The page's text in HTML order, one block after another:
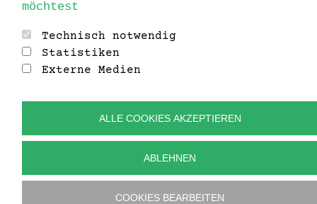
Impressum
Datenschutz
Suchen
möchtest
Technisch notwendig
Statistiken
Externe Medien
ALLE COOKIES AKZEPTIEREN
ABLEHNEN
COOKIES BEARBEITEN